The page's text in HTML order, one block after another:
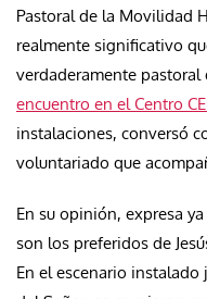
Pastoral de la Movilidad
realmente significativo
verdaderamente pastoral
encuentro en el Centro
instalaciones, conversó
voluntariado que
En su opinión, expresa
son los preferidos de
En el escenario